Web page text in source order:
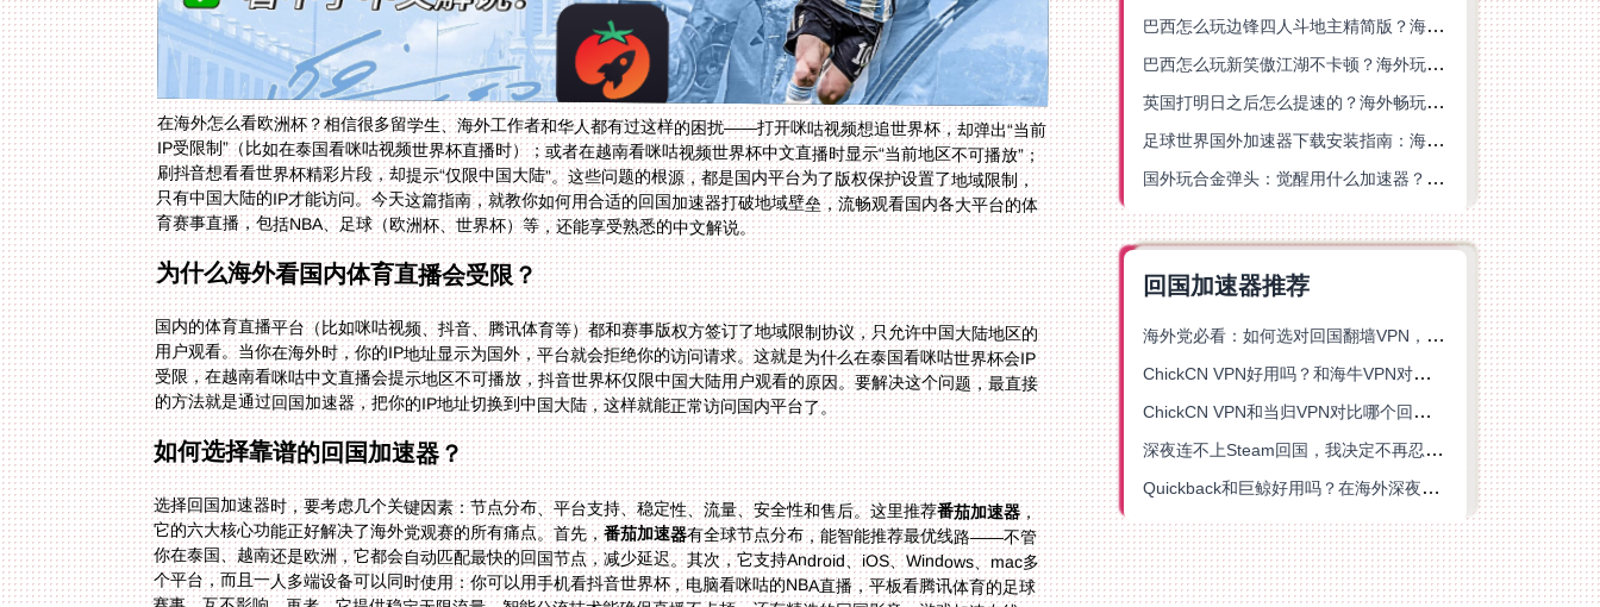
在海外怎么看欧洲杯？相信很多留学生、海外工作者和华人都有过这样的困扰——打开咪咕视频想追世界杯，却弹出“当前
IP受限制”（比如在泰国看咪咕视频世界杯直播时）；或者在越南看咪咕视频世界杯中文直播时显示“当前地区不可播放”；
刷抖音想看看世界杯精彩片段，却提示“仅限中国大陆”。这些问题的根源，都是国内平台为了版权保护设置了地域限制，
只有中国大陆的IP才能访问。今天这篇指南，就教你如何用合适的回国加速器打破地域壁垒，流畅观看国内各大平台的体
育赛事直播，包括NBA、足球（欧洲杯、世界杯）等，还能享受熟悉的中文解说。
为什么海外看国内体育直播会受限？
国内的体育直播平台（比如咪咕视频、抖音、腾讯体育等）都和赛事版权方签订了地域限制协议，只允许中国大陆地区的
用户观看。当你在海外时，你的IP地址显示为国外，平台就会拒绝你的访问请求。这就是为什么在泰国看咪咕世界杯会IP
受限，在越南看咪咕中文直播会提示地区不可播放，抖音世界杯仅限中国大陆用户观看的原因。要解决这个问题，最直接
的方法就是通过回国加速器，把你的IP地址切换到中国大陆，这样就能正常访问国内平台了。
如何选择靠谱的回国加速器？
选择回国加速器时，要考虑几个关键因素：节点分布、平台支持、稳定性、流量、安全性和售后。这里推荐番茄加速器，
它的六大核心功能正好解决了海外党观赛的所有痛点。首先，番茄加速器有全球节点分布，能智能推荐最优线路——不管
你在泰国、越南还是欧洲，它都会自动匹配最快的回国节点，减少延迟。其次，它支持Android、iOS、Windows、mac多
个平台，而且一人多端设备可以同时使用：你可以用手机看抖音世界杯，电脑看咪咕的NBA直播，平板看腾讯体育的足球
赛事，互不影响。再者，它提供稳定无限流量，智能分流技术能确保直播不卡顿，还有精选的回国影音、游戏加速专线，
独享100M带宽——这对于体育直播来说至关重要，毕竟没人想在进球瞬间卡成PPT。另外，数据安全加密和专线传输能
保护你的隐私，不用担心网络数据泄露。最后，售后实时保障，专业的技术团队随时解决你遇到的问题，比如节点连接失
巴西怎么玩边锋四人斗地主精简版？海外游戏党的加速器终极选择
巴西怎么玩新笑傲江湖不卡顿？海外玩家国服游戏加速终极指南（附猫和老鼠一梦江湖实测）
英国打明日之后怎么提速的？海外畅玩国服游戏终极指南
足球世界国外加速器下载安装指南：海外党畅玩国服游戏的终极解决方案
国外玩合金弹头：觉醒用什么加速器？一份写给海外游子的畅玩指南
回国加速器推荐
海外党必看：如何选对回国翻墙VPN，无缝解锁国内资源？
ChickCN VPN好用吗？和海牛VPN对比哪个回国效果更好？
ChickCN VPN和当归VPN对比哪个回国效果更好？海外党亲测后选了它
深夜连不上Steam回国，我决定不再忍受这数字鸿沟
Quickback和巨鲸好用吗？在海外深夜想刷B站、追爱奇艺的你，或许正需要这份答案